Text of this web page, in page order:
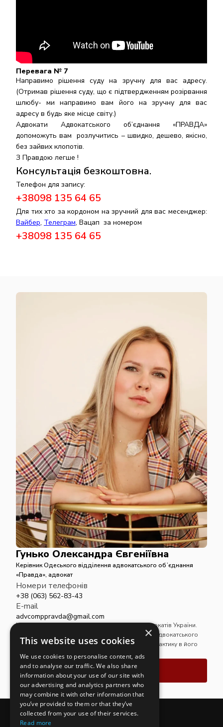
Гунько Олександра Євгеніївна
Керівник Одеського відділення адвокатського обʼєднання
«Правда», адвокат
Номери телефонів
+38 (063) 562-83-43
E-mail
advcomppravda@gmail.com
Магістр права, член Національної асоціації адвокатів України.
Забезпечує керівництво Одеським відділенням адвокатського
обʼєднання «Правда» та здійснює адвокатську практику в його
межах.
Зв'язатись
Перевага № 7
Направимо рішення суду на зручну для вас адресу.
(Отримав рішення суду, що є підтвердженням розірвання
шлюбу- ми направимо вам його на зручну для вас
адресу в будь яке місце світу.)
Адвокати Адвокатського об’єднання «ПРАВДА»
допоможуть вам розлучитись – швидко, дешево, якісно,
без зайвих клопотів.
З Правдою легше !
Консультація безкоштовна.
Телефон для запису:
+38098 135 64 65
Для тих хто за кордоном на зручний для вас месенджер:
Вайбер, Телеграм, Вацап за номером
+38098 135 64 65
×
This website uses cookies
We use cookies to personalise content, ads
and to analyse our traffic. We also share
information about your use of our site with
our advertising and analytics partners who
may combine it with other information that
you’ve provided to them or that they’ve
collected from your use of their services.
Read more